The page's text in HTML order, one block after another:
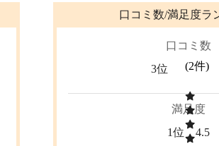
口コミ数/満足度ラ
口コミ数
3位
(2件)
満足度
1位
4.5